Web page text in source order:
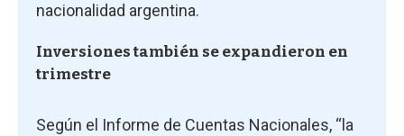
nacionalidad argentina.
Inversiones también se expandieron en
trimestre
Según el Informe de Cuentas Nacionales, “la